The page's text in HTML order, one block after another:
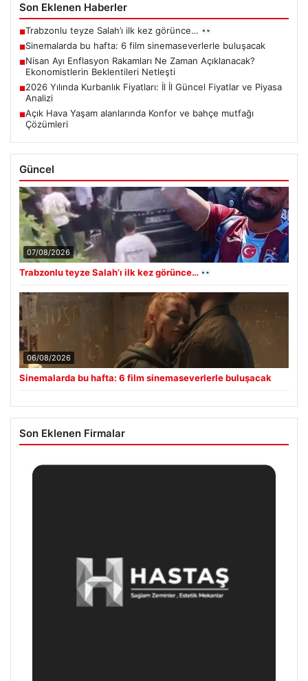
Son Eklenen Haberler
■Trabzonlu teyze Salah’ı ilk kez görünce…
■Sinemalarda bu hafta: 6 film sinemaseverlerle buluşacak
■Nisan Ayı Enflasyon Rakamları Ne Zaman Açıklanacak?
Ekonomistlerin Beklentileri Netleşti
■2026 Yılında Kurbanlık Fiyatları: İl İl Güncel Fiyatlar ve Piyasa
Analizi
■Açık Hava Yaşam alanlarında Konfor ve bahçe mutfağı
Çözümleri
Güncel
07/08/2026
Trabzonlu teyze Salah’ı ilk kez görünce…
06/08/2026
Sinemalarda bu hafta: 6 film sinemaseverlerle buluşacak
Son Eklenen Firmalar